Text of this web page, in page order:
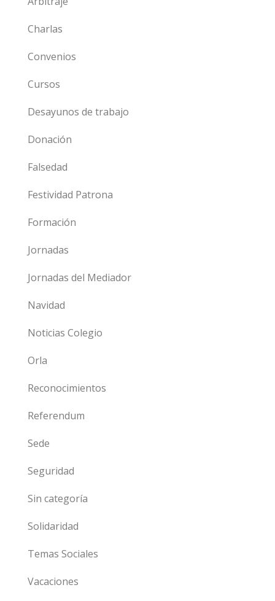
Charlas
Convenios
Cursos
Desayunos de trabajo
Donación
Falsedad
Festividad Patrona
Formación
Jornadas
Jornadas del Mediador
Navidad
Noticias Colegio
Orla
Reconocimientos
Referendum
Sede
Seguridad
Sin categoría
Solidaridad
Temas Sociales
Vacaciones